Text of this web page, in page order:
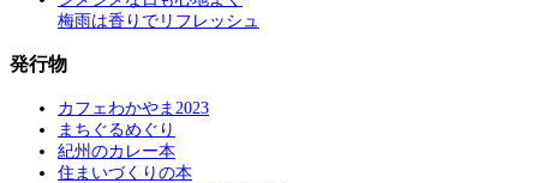
梅雨は香りでリフレッシュ
発行物
カフェわかやま2023
まちぐるめぐり
紀州のカレー本
住まいづくりの本